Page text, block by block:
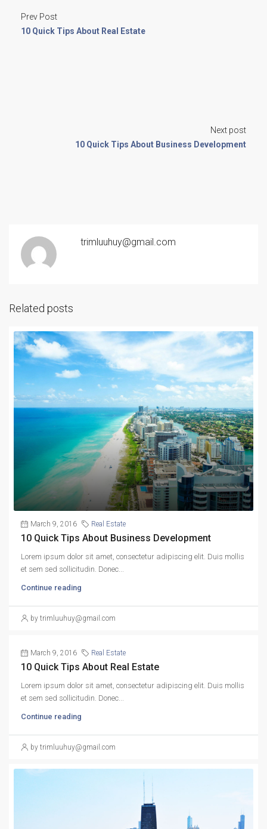
Prev Post
10 Quick Tips About Real Estate
Next post
10 Quick Tips About Business Development
trimluuhuy@gmail.com
Related posts
March 9, 2016 Real Estate
10 Quick Tips About Business Development
Lorem ipsum dolor sit amet, consectetur adipiscing elit. Duis mollis
et sem sed sollicitudin. Donec...
Continue reading
by trimluuhuy@gmail.com
March 9, 2016 Real Estate
10 Quick Tips About Real Estate
Lorem ipsum dolor sit amet, consectetur adipiscing elit. Duis mollis
et sem sed sollicitudin. Donec...
Continue reading
by trimluuhuy@gmail.com